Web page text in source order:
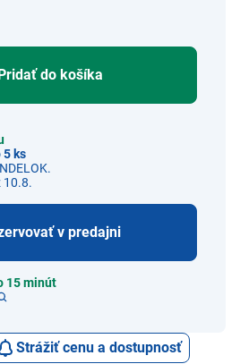
do košíka
5 ks
10.8.
v predajni
15 minút
Strážiť cenu a dostupnosť